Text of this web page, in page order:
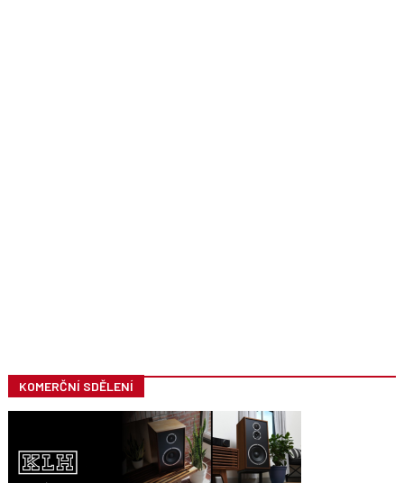
KOMERČNÍ SDĚLENÍ